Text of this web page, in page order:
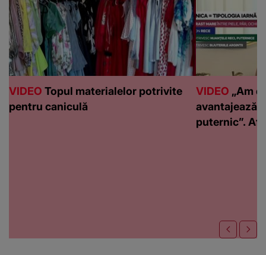
VIDEO Topul materialelor potrivite
pentru caniculă
VIDEO „Am
avantajează
puternic”.